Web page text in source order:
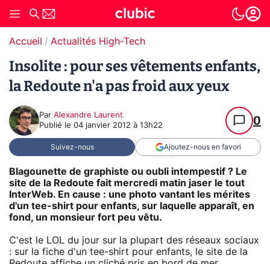
Accueil Actualités High-Tech
Insolite : pour ses vêtements enfants,
la Redoute n'a pas froid aux yeux
Par Alexandre Laurent
Publié le 04 janvier 2012 à 13h22 0
Suivez-nous Ajoutez-nous en favori
Blagounette de graphiste ou oubli intempestif ? Le
site de la Redoute fait mercredi matin jaser le tout
InterWeb. En cause : une photo vantant les mérites
d'un tee-shirt pour enfants, sur laquelle apparaît, en
fond, un monsieur fort peu vêtu.
C'est le LOL du jour sur la plupart des réseaux sociaux
: sur la fiche d'un tee-shirt pour enfants, le site de la